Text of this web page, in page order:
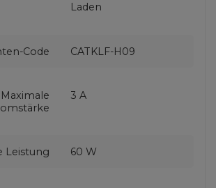
Laden
Code CATKLF-H09
Maximale
3 A
Leistung 60 W